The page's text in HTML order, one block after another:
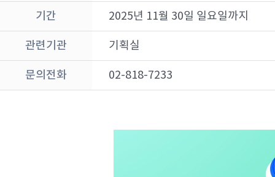
기간 2025년 11월 30일 일요일까지
관련기관 기획실
문의전화 02-818-7233